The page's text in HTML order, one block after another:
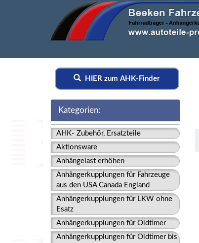
HIER zum AHK-Finder
Kategorien:
AHK- Zubehör, Ersatzteile
Aktionsware
Anhängelast erhöhen
Anhängerkupplungen für Fahrzeuge
aus den USA Canada England
Anhängerkupplungen für LKW ohne
Esatz
Anhängerkupplungen für Oldtimer
Anhängerkupplungen für Oldtimer bis